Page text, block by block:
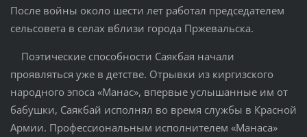
После войны около шести лет работал председателем
сельсовета в селах вблизи города Пржевальска.
Поэтические способности Саякбая начали
проявляться уже в детстве. Отрывки из киргизского
народного эпоса «Манас», впервые услышанные им от
бабушки, Саякбай исполнял во время службы в Красной
Армии. Профессиональным исполнителем «Манаса»